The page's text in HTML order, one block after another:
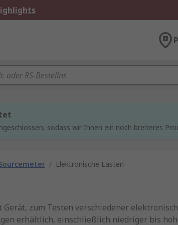
sodass wir Ihnen ein noch breiteres
/ Elektronische Lasten
zum Testen verschiedener
erhältlich, einschließlich niedriger bis